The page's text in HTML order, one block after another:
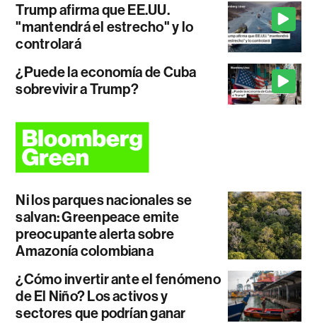
Trump afirma que EE.UU.
"mantendrá el estrecho" y lo
controlará
¿Puede la economía de Cuba
sobrevivir a Trump?
Ni los parques nacionales se
salvan: Greenpeace emite
preocupante alerta sobre
Amazonía colombiana
¿Cómo invertir ante el fenómeno
de El Niño? Los activos y
sectores que podrían ganar